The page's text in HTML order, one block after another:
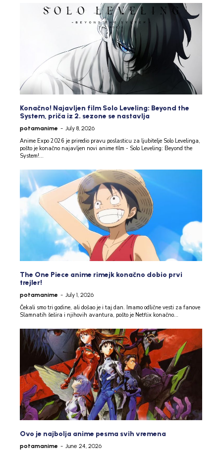
Konačno! Najavljen film Solo Leveling: Beyond the
System, priča iz 2. sezone se nastavlja
potamanime - July 8, 2026
Anime Expo 2026 je priredio pravu poslasticu za ljubitelje Solo Levelinga,
pošto je konačno najavljen novi anime film - Solo Leveling: Beyond the
System!...
The One Piece anime rimejk konačno dobio prvi
trejler!
potamanime - July 1, 2026
Čekali smo tri godine, ali došao je i taj dan. Imamo odlične vesti za fanove
Slamnatih šešira i njihovih avantura, pošto je Netflix konačno...
Ovo je najbolja anime pesma svih vremena
potamanime - June 24, 2026